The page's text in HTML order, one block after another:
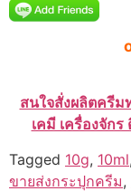
สนใจสั่งผลิตครี
เคมี เครื่องจัก
Tagged 10g, 10ml,
ขายส่งกระปุกครีม,